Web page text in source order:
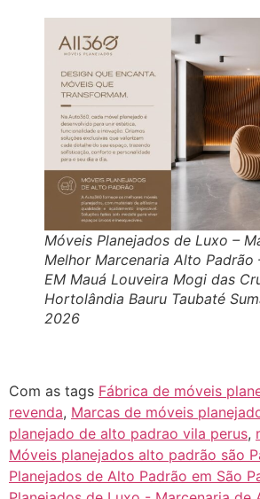
Móveis Planejados de Luxo –
Melhor Marcenaria Alto Padrão
EM Mauá Louveira Mogi das
Hortolândia Bauru Taubaté
2026
Com as tags Fábrica de móveis
revenda, Marcas de móveis
planejado de alto padrao vila perus,
Móveis planejados alto padrão são
Planejados de Alto Padrão em São